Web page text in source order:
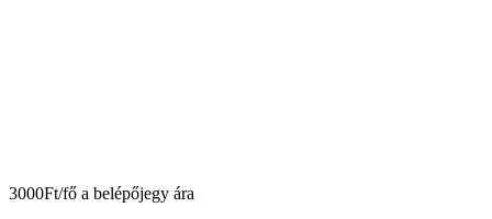
3000Ft/fő a belépőjegy ára